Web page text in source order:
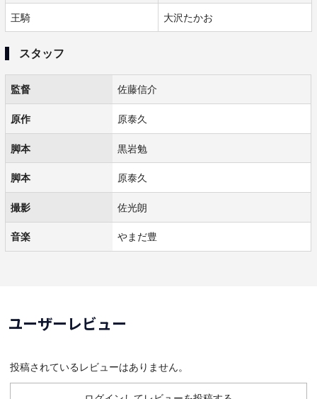
王騎 大沢たかお
スタッフ
監督 佐藤信介
原作 原泰久
脚本 黒岩勉
脚本 原泰久
撮影 佐光朗
音楽 やまだ豊
ユーザーレビュー
投稿されているレビューはありません。